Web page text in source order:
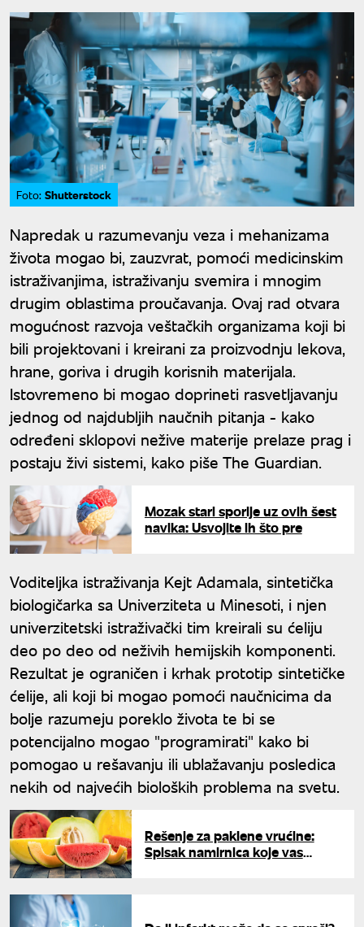
Foto: Shutterstock
Napredak u razumevanju veza i mehanizama
života mogao bi, zauzvrat, pomoći medicinskim
istraživanjima, istraživanju svemira i mnogim
drugim oblastima proučavanja. Ovaj rad otvara
mogućnost razvoja veštačkih organizama koji bi
bili projektovani i kreirani za proizvodnju lekova,
hrane, goriva i drugih korisnih materijala.
Istovremeno bi mogao doprineti rasvetljavanju
jednog od najdubljih naučnih pitanja - kako
određeni sklopovi nežive materije prelaze prag i
postaju živi sistemi, kako piše The Guardian.
Mozak stari sporije uz ovih šest
navika: Usvojite ih što pre
Voditeljka istraživanja Kejt Adamala, sintetička
biologičarka sa Univerziteta u Minesoti, i njen
univerzitetski istraživački tim kreirali su ćeliju
deo po deo od neživih hemijskih komponenti.
Rezultat je ograničen i krhak prototip sintetičke
ćelije, ali koji bi mogao pomoći naučnicima da
bolje razumeju poreklo života te bi se
potencijalno mogao "programirati" kako bi
pomogao u rešavanju ili ublažavanju posledica
nekih od najvećih bioloških problema na svetu.
Rešenje za paklene vrućine:
Spisak namirnica koje vas